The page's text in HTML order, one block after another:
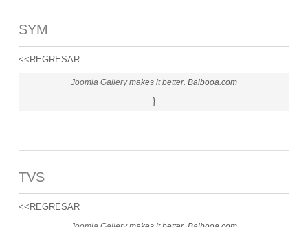
SYM
<<REGRESAR
Joomla Gallerymakes it better. Balbooa.com
}
TVS
<<REGRESAR